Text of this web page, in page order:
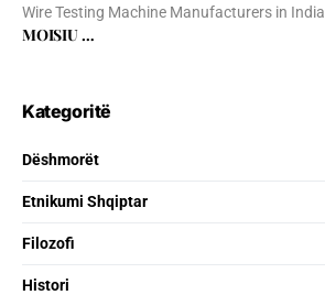
Wire Testing Machine Manufacturers in India
MOISIU …
Kategoritë
Dëshmorët
Etnikumi Shqiptar
Filozofi
Histori